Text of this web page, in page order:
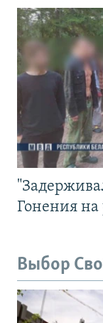
Гонения
Выбор